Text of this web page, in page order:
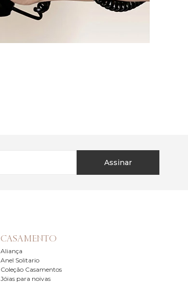
Assinar
CASAMENTO
Aliança
Anel Solitario
Coleção Casamentos
Jóias para noivas